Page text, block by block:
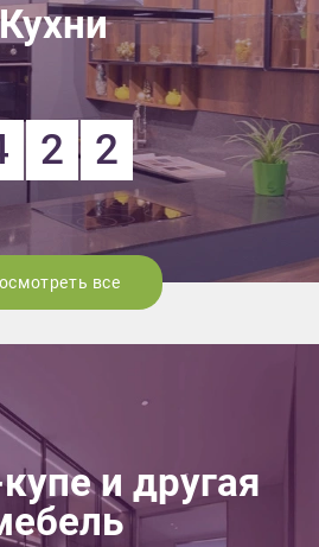
Кухни
2 2
все
и другая